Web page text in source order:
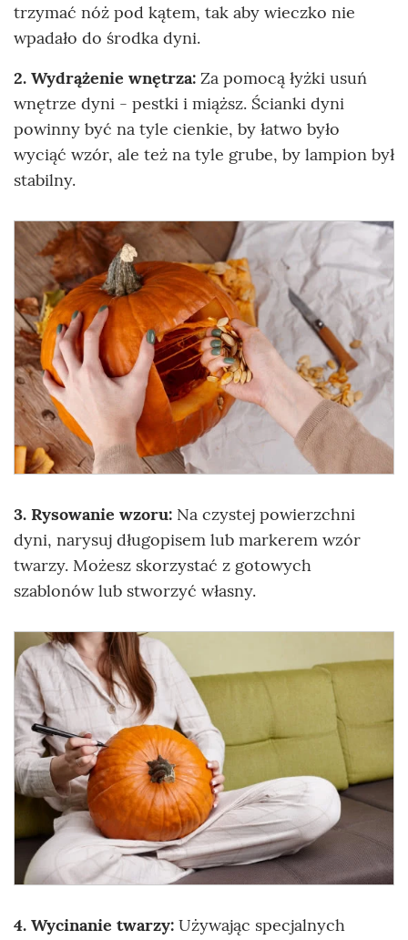
trzymać nóż pod kątem, tak aby wieczko nie
wpadało do środka dyni.
2. Wydrążenie wnętrza: Za pomocą łyżki usuń
wnętrze dyni - pestki i miąższ. Ścianki dyni
powinny być na tyle cienkie, by łatwo było
wyciąć wzór, ale też na tyle grube, by lampion był
stabilny.
3. Rysowanie wzoru: Na czystej powierzchni
dyni, narysuj długopisem lub markerem wzór
twarzy. Możesz skorzystać z gotowych
szablonów lub stworzyć własny.
4. Wycinanie twarzy: Używając specjalnych